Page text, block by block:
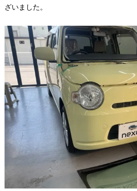
ざいました。